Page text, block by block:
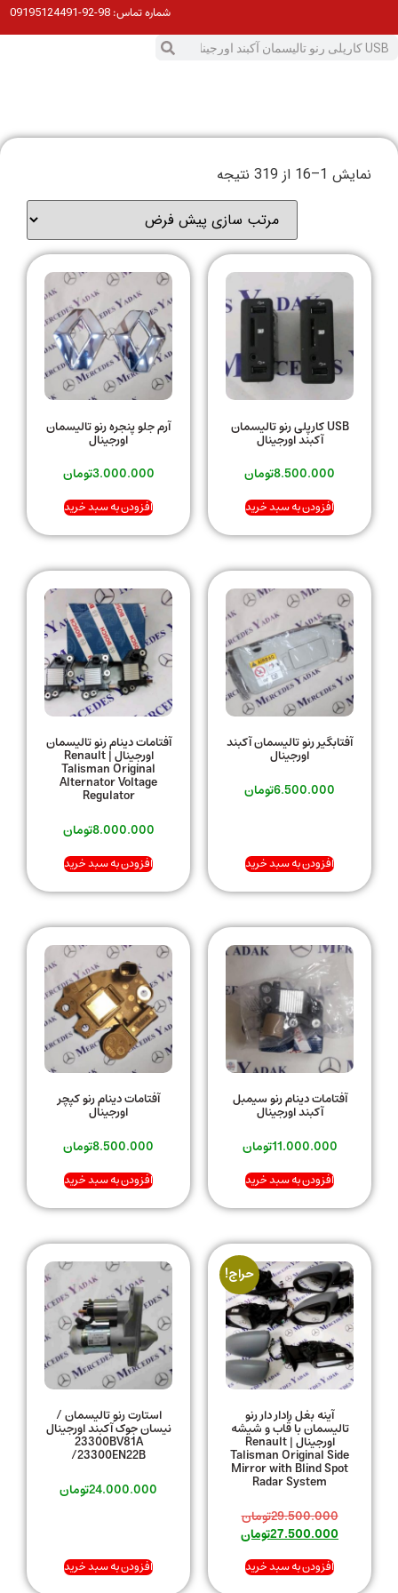
شماره تماس:98-92-09195124491
نمایش 1–16 از 319 نتیجه
USB کارپلی رنو تالیسمان
آکبند اورجینال
8.500.000تومان
افزودن به سبد خرید
آرم جلو پنجره رنو تالیسمان
اورجینال
3.000.000تومان
افزودن به سبد خرید
آفتابگیر رنو تالیسمان آکبند
اورجینال
6.500.000تومان
افزودن به سبد خرید
آفتامات دینام رنو تالیسمان
اورجینال | Renault
Talisman Original
Alternator Voltage
Regulator
8.000.000تومان
افزودن به سبد خرید
آفتامات دینام رنو سیمبل
آکبند اورجینال
11.000.000تومان
افزودن به سبد خرید
آفتامات دینام رنو کپچر
اورجینال
8.500.000تومان
افزودن به سبد خرید
حراج!
آینه بغل رادار دار رنو
تالیسمان با قاب و شیشه
اورجینال | Renault
Talisman Original Side
Mirror with Blind Spot
Radar System
29.500.000تومان
27.500.000تومان
افزودن به سبد خرید
استارت رنو تالیسمان /
نیسان جوک آکبند اورجینال
23300BV81A
/23300EN22B
24.000.000تومان
افزودن به سبد خرید